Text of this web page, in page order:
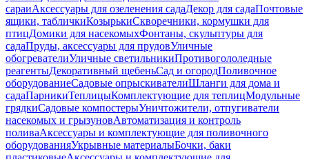
сараиАксессуары для озеленения садаДекор для садаПочтовые
ящики, табличкиКозырькиСкворечники, кормушки для
птицДомики для насекомыхФонтаны, скульптуры для
садаПруды, аксессуары для прудовУличные
обогревателиУличные светильникиПротивогололедные
реагентыДекоративный щебеньСад и огородПоливочное
оборудованиеСадовые опрыскивателиШланги для дома и
садаПарникиТеплицыКомплектующие для теплицМодульные
грядкиСадовые компостерыУничтожители, отпугиватели
насекомых и грызуновАвтоматизация и контроль
поливаАксессуары и комплектующие для поливочного
оборудованияУкрывные материалыБочки, баки